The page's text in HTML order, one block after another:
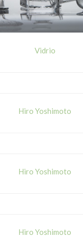
Vidrio
Hiro Yoshimoto
Hiro Yoshimoto
Hiro Yoshimoto